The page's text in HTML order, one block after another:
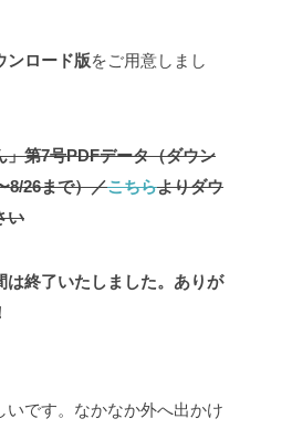
ンロード版をご用意しまし
第7号PDFデータ（ダウン
8/26まで）／こちらよりダウ
い
終了いたしました。ありが
いです。なかなか外へ出かけ